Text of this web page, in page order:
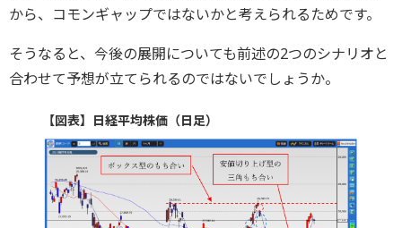
から、コモンギャップではないかと考えられるためです。
そうなると、今後の展開についても前述の2つのシナリオと
合わせて予想が立てられるのではないでしょうか。
【図表】日経平均株価（日足）